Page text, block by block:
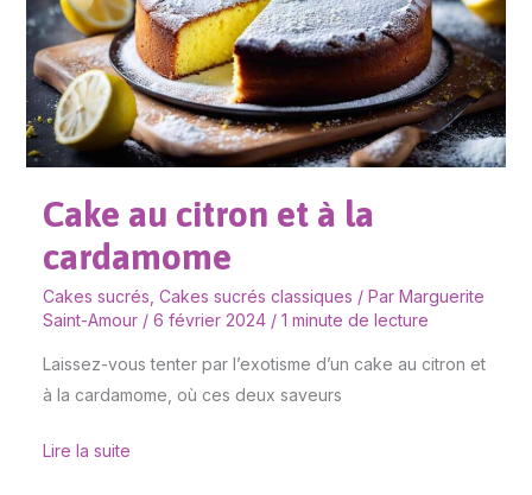
Cake au citron et à la
cardamome
Cakes sucrés Cakes sucrés classiques / Par Marguerite
Saint-Amour / 6 février 2024 / 1 minute de lecture
Laissez-vous tenter par l’exotisme d’un cake au citron et
à la cardamome, où ces deux saveurs
la
cardamome
Lire la suite